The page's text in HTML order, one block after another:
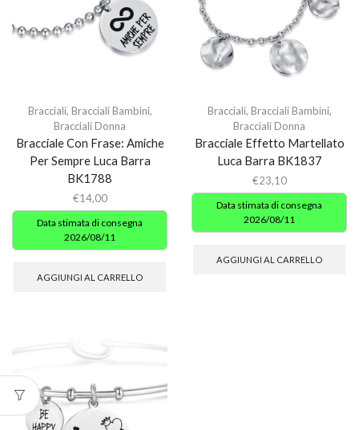
Bracciali, Bracciali Bambini,
Bracciali Donna
Bracciale Con Frase: Amiche
Per Sempre Luca Barra
BK1788
€14,00
Data stimata di consegna
2026/08/11
AGGIUNGI AL CARRELLO
Bracciali, Bracciali Bambini,
Bracciali Donna
Bracciale Effetto Martellato
Luca Barra BK1837
€23,10
Data stimata di consegna
2026/08/11
AGGIUNGI AL CARRELLO